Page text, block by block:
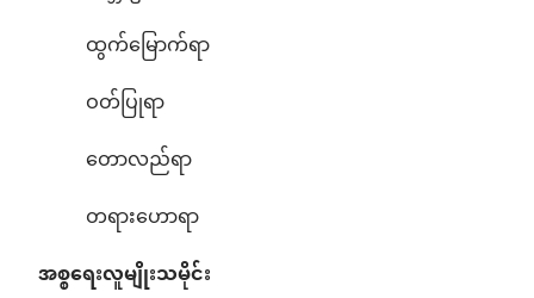
ထွက်မြောက်ရာ
ဝတ်ပြုရာ
တောလည်ရာ
တရားဟောရာ
အစ္စရေးလူမျိုးသမိုင်း